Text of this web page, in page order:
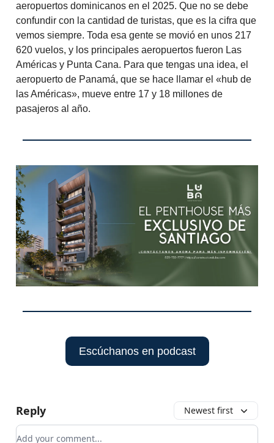
aeropuertos dominicanos en el 2025. Que no se debe
confundir con la cantidad de turistas, que es la cifra que
vemos siempre. Toda esa gente se movió en unos 217
620 vuelos, y los principales aeropuertos fueron Las
Américas y Punta Cana. Para que tengas una idea, el
aeropuerto de Panamá, que se hace llamar el «hub de
las Américas», mueve entre 17 y 18 millones de
pasajeros al año.
Escúchanos en podcast
Reply Newest first
Add your comment